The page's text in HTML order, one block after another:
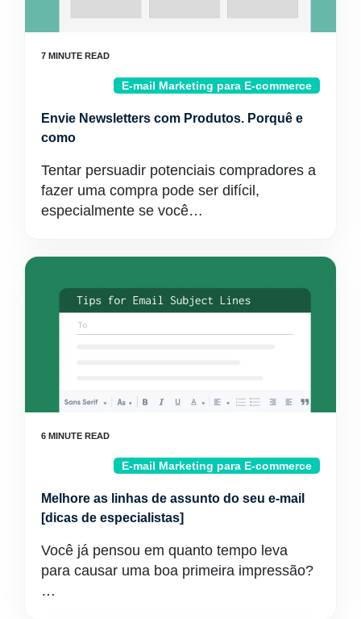
E-mail Marketing para E-commerce
Envie Newsletters com Produtos. Porquê e
como
Tentar persuadir potenciais compradores a
fazer uma compra pode ser difícil,
especialmente se você…
E-mail Marketing para E-commerce
Melhore as linhas de assunto do seu e-mail
[dicas de especialistas]
Você já pensou em quanto tempo leva
para causar uma boa primeira impressão?
…